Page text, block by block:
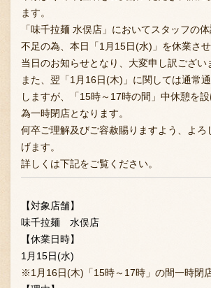
ます。
「味千拉麺 水俣店」においてスタッフの
不足の為、本日「1月15日(水)」を休業させ
当日のお知らせとなり、大変申し訳ござい
また、翌「1月16日(木)」に関しては通常
しますが、「15時～17時の間」中休憩を
為一時閉店となります。
何卒ご理解及びご容赦賜りますよう、よろ
げます。
詳しくは下記をご覧ください。
【対象店舗】
味千拉麺 水俣店
【休業日時】
1月15日(水)
※1月16日(木)「15時～17時」の間一時閉